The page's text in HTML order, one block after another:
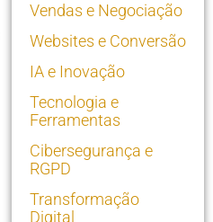
Vendas e Negociação
Websites e Conversão
IA e Inovação
Tecnologia e
Ferramentas
Cibersegurança e
RGPD
Transformação
Digital